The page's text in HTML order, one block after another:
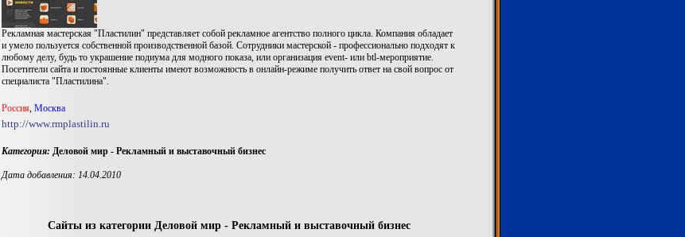
Рекламная мастерская "Пластилин" представляет собой рекламное агентство полного цикла. Компания обладает
и умело пользуется собственной производственной базой. Сотрудники мастерской - профессионально подходят к
любому делу, будь то украшение подиума для модного показа, или организация event- или btl-мероприятие.
Посетители сайта и постоянные клиенты имеют возможность в онлайн-режиме получить ответ на свой вопрос от
специалиста "Пластилина".
Россия, Москва
http://www.rmplastilin.ru
Категория: Деловой мир - Рекламный и выставочный бизнес
Дата добавления: 14.04.2010
Сайты из категории Деловой мир - Рекламный и выставочный бизнес